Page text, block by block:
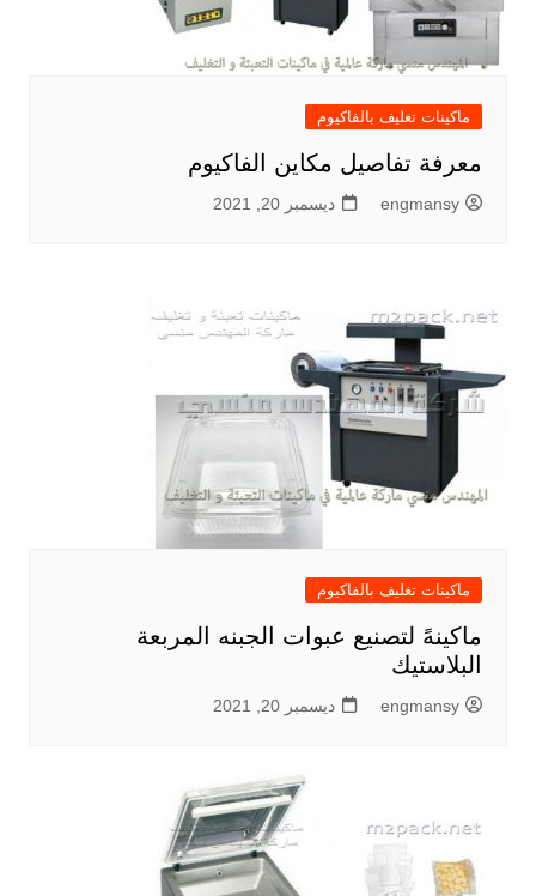
ماكينات تغليف بالفاكيوم
معرفة تفاصيل مكاين الفاكيوم
engmansy ديسمبر 20, 2021
ماكينات تغليف بالفاكيوم
ماكينهً لتصنيع عبوات الجبنه المربعة
البلاستيك
engmansy ديسمبر 20, 2021